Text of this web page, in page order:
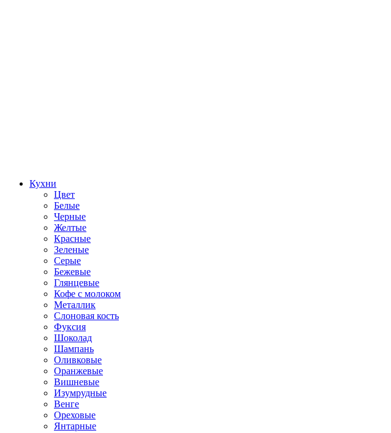
Кухни
Цвет
Белые
Черные
Желтые
Красные
Зеленые
Серые
Бежевые
Глянцевые
Кофе с молоком
Металлик
Слоновая кость
Фуксия
Шоколад
Шампань
Оливковые
Оранжевые
Вишневые
Изумрудные
Венге
Ореховые
Янтарные